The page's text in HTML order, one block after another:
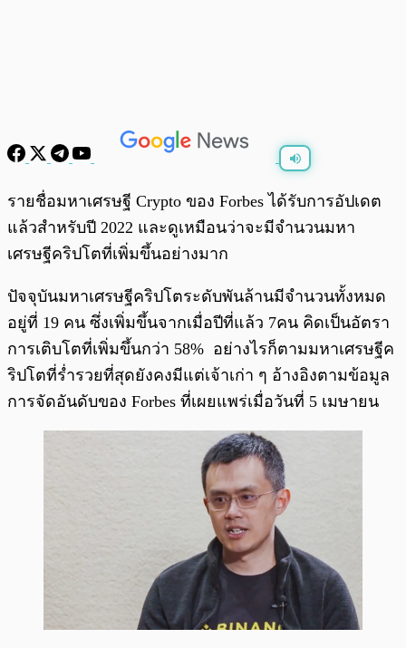
/0:00
รายชื่อมหาเศรษฐี Crypto ของ Forbes ได้รับการอัปเดต
แล้วสำหรับปี 2022 และดูเหมือนว่าจะมีจำนวนมหา
เศรษฐีคริปโตที่เพิ่มขึ้นอย่างมาก
ปัจจุบันมหาเศรษฐีคริปโตระดับพันล้านมีจำนวนทั้งหมด
อยู่ที่ 19 คน ซึ่งเพิ่มขึ้นจากเมื่อปีที่แล้ว 7คน คิดเป็นอัตรา
การเติบโตที่เพิ่มขึ้นกว่า 58% อย่างไรก็ตามมหาเศรษฐีค
ริปโตที่ร่ำรวยที่สุดยังคงมีแต่เจ้าเก่า ๆ อ้างอิงตามข้อมูล
การจัดอันดับของ Forbes ที่เผยแพร่เมื่อวันที่ 5 เมษายน